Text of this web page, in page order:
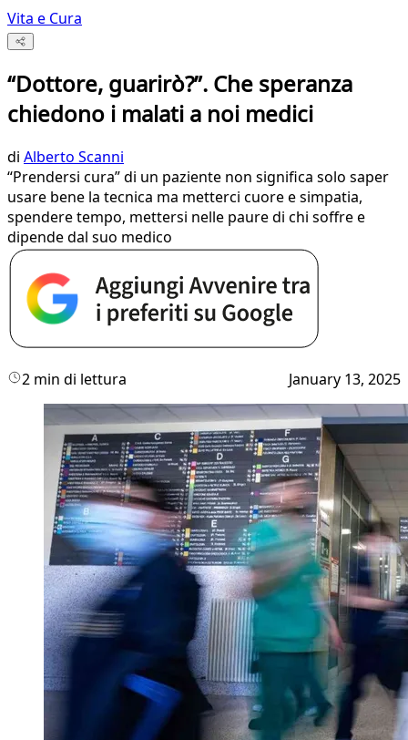
Vita e Cura
“Dottore, guarirò?”. Che speranza
chiedono i malati a noi medici
di Alberto Scanni
“Prendersi cura” di un paziente non significa solo saper
usare bene la tecnica ma metterci cuore e simpatia,
spendere tempo, mettersi nelle paure di chi soffre e
dipende dal suo medico
2 min di lettura January 13, 2025